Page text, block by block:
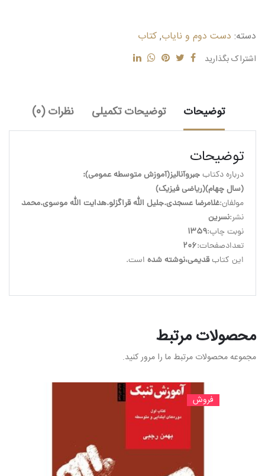
دسته: دست دوم و نایاب,کتاب
اشتراک بگذارید
توضیحات توضیحات تکمیلی نظرات (0)
توضیحات
درباره دکتاب جبروآنالیز(آموزش متوسطه عمومی):
(سال چهام)(ریاضی فیزیک)
مولفان:غلامرضا عسجدی.جلیل الله قراگزلو.هدایت الله موسوی.محمدعلی
نشر:نسرین
نوبت چاپ:1359
تعدادصفحات:206
این کتاب قدیمی،نوشته شده است.
محصولات مرتبط
مجموعه محصولات مرتبط ما را مرور کنید.
فروش